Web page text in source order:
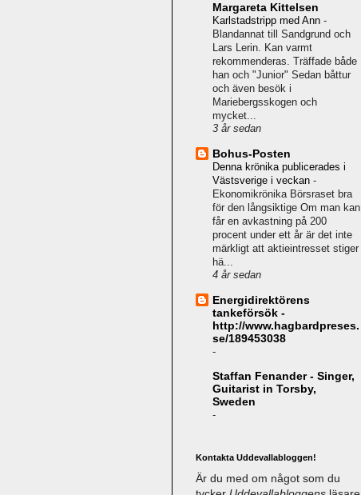
Margareta Kittelsen
Karlstadstripp med Ann -
Blandannat till Sandgrund och
Lars Lerin. Kan varmt
rekommenderas. Träffade både
han och "Junior" Sedan båttur
och även besök i
Mariebergsskogen och
mycket...
3 år sedan
Bohus-Posten
Denna krönika publicerades i
Västsverige i veckan -
Ekonomikrönika Börsraset bra
för den långsiktige Om man kan
får en avkastning på 200
procent under ett år är det inte
märkligt att aktieintresset stiger
hä...
4 år sedan
Energidirektörens
tankeförsök -
http://www.hagbardpreses.
se/189453038
-
Staffan Fenander - Singer,
Guitarist in Torsby,
Sweden
-
Kontakta Uddevallabloggen!
Är du med om något som du